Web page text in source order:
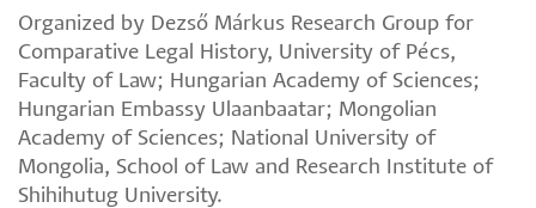
Organized by Dezső Márkus Research Group for
Comparative Legal History, University of Pécs,
Faculty of Law; Hungarian Academy of Sciences;
Hungarian Embassy Ulaanbaatar; Mongolian
Academy of Sciences; National University of
Mongolia, School of Law and Research Institute of
Shihihutug University.